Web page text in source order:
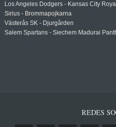
Los Angeles Dodgers - Kansas City
Sirius - Brommapojkarna
Västerås SK - Djurgården
Salem Spartans - Siechem Madurai
REDES